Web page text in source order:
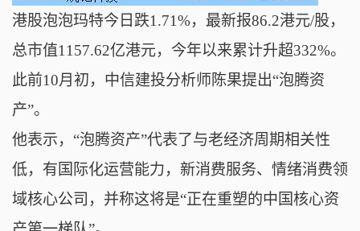
港股泡泡玛特今日跌1.71%，最新报86.2港元/股，
总市值1157.62亿港元，今年以来累计升超332%。
此前10月初，中信建投分析师陈果提出“泡腾资
产”。
他表示，“泡腾资产”代表了与老经济周期相关性
低，有国际化运营能力，新消费服务、情绪消费领
域核心公司，并称这将是“正在重塑的中国核心资